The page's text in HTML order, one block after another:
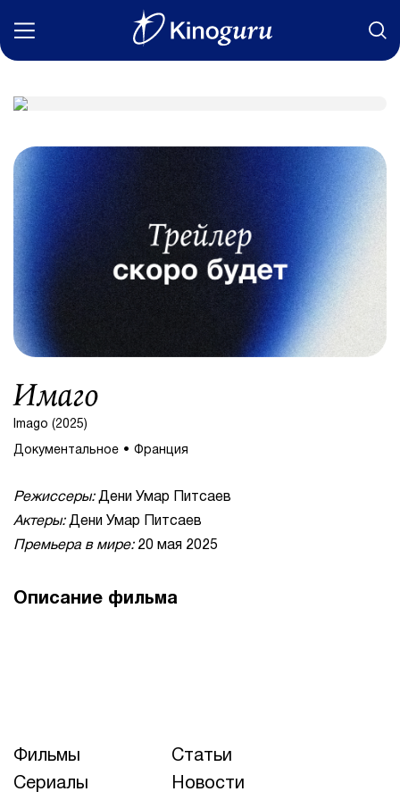
Статьи
Сериалы
Новости
Подборки
Рецензии
О нас
Авторы
Имаго
Imago (2025)
Документальное Франция
Режиссеры:Дени Умар Питсаев
Актеры:Дени Умар Питсаев
Премьера в мире:20 мая 2025
Описание фильма
Фильмы
Статьи
Сериалы
Новости